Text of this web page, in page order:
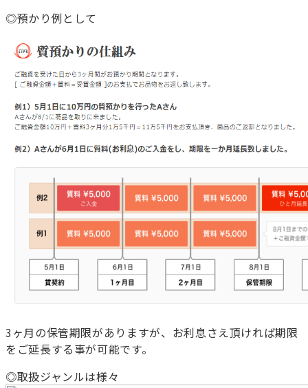
◎預かり例として
3ヶ月の保管期限がありますが、お利息さえ頂ければ期限
をご延長する事が可能です。
◎取扱ジャンルは様々